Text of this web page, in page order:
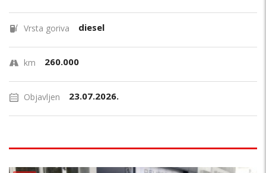
Vrsta goriva diesel
km 260.000
Objavljen 23.07.2026.